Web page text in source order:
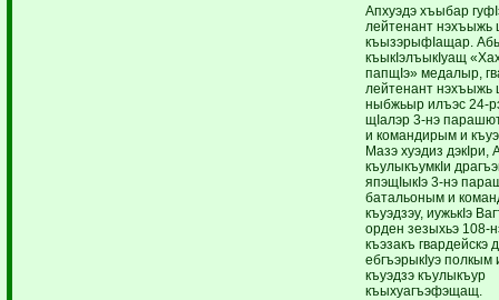
Апхуэдэ хъыбар
лейтенант нэхъыжь
къызэрыфIащар.
къыкIэлъыкIуащ
папщIэ» медалыр,
лейтенант нэхъыжь
ныбжьыр илъэс 24-
щIалэр 3-нэ
и командирым и
Мазэ хуэдиз дэкIри,
къулыкъумкIи
япэщIыкIэ 3-нэ
батальоным и
къуэдзэу, иужькIэ
орден зезыхьэ 108-
къэзакъ гвардейскэ
ебгъэрыкIуэ
къуэдзэ къулыкъур
къыхуагъэфэщащ.